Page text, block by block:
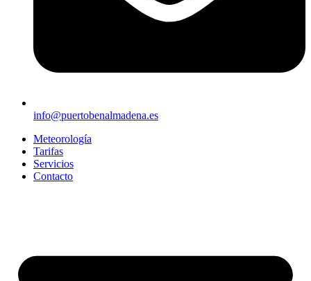
info@puertobenalmadena.es
Meteorología
Tarifas
Servicios
Contacto